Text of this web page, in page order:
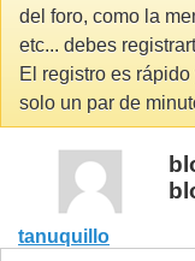
del foro, como la
etc... debes
El registro es
solo un par de
tanuquillo